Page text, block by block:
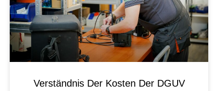
Verständnis Der Kosten Der DGUV